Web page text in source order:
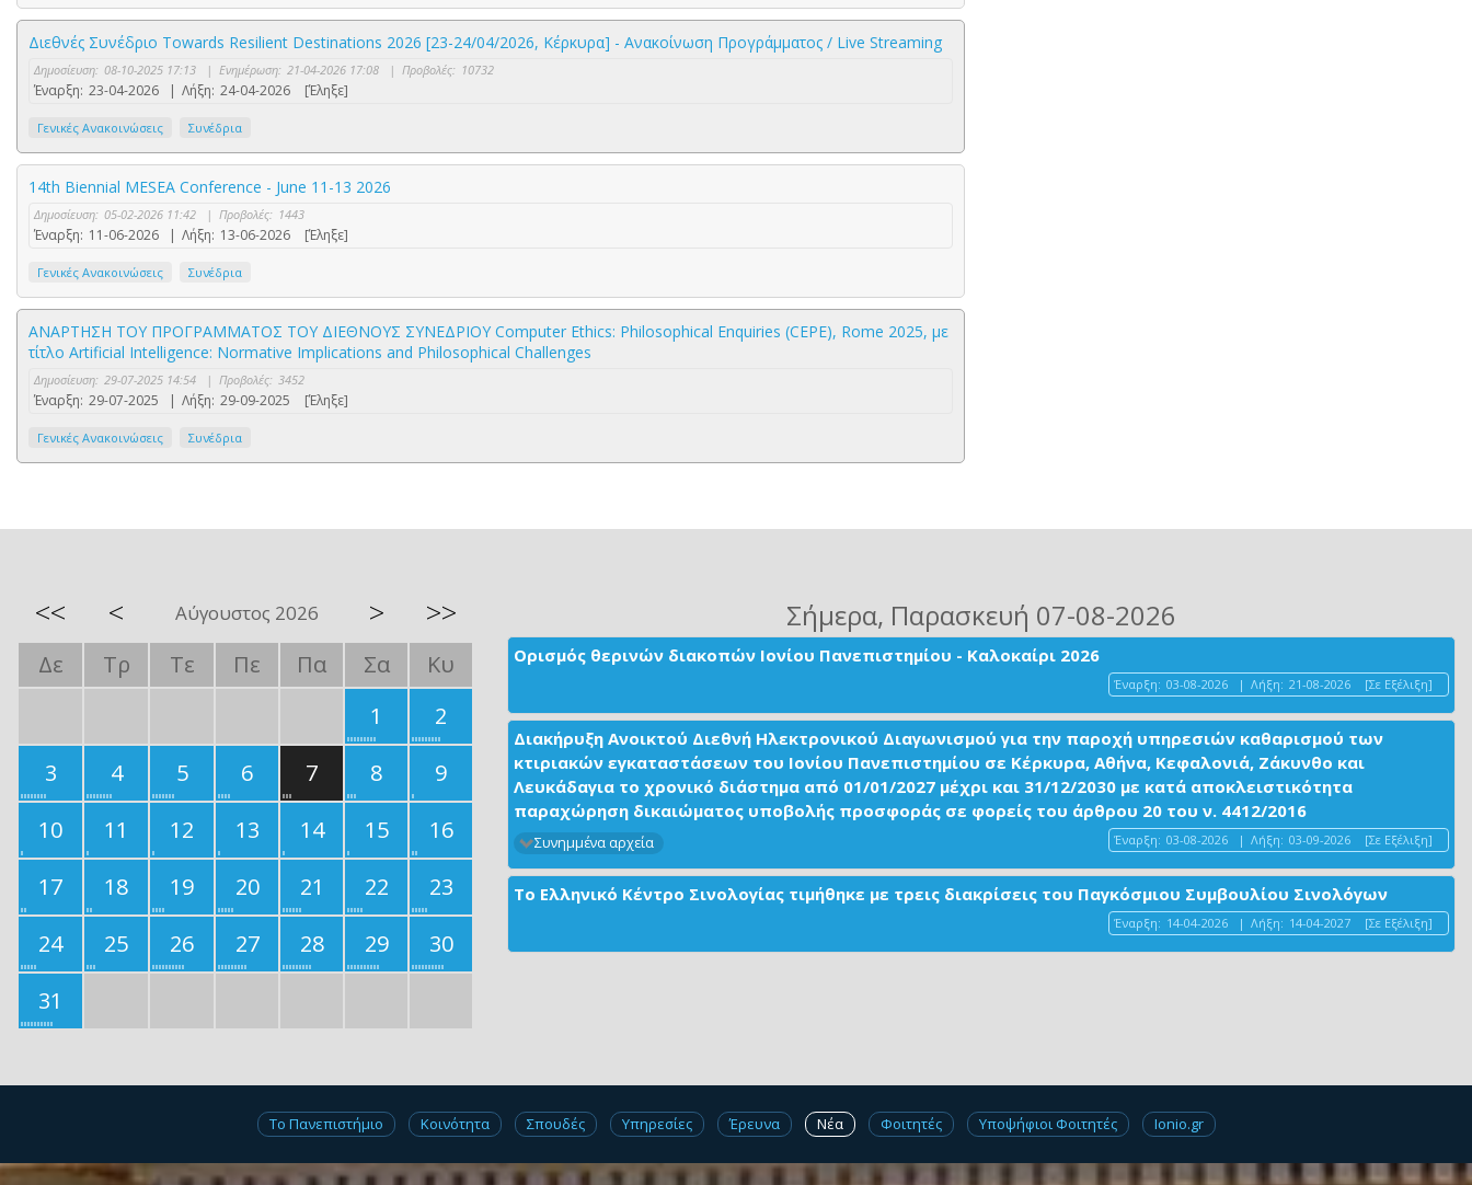
Διεθνές Συνέδριο Towards Resilient Destinations 2026 [23-24/04/2026, Κέρκυρα] - Ανακοίνωση Προγράμματος / Live Streaming
Δημοσίευση: 08-10-2025 17:13 | Ενημέρωση: 21-04-2026 17:08 | Προβολές: 10732
Έναρξη: 23-04-2026 | Λήξη: 24-04-2026 [Έληξε]
Γενικές Ανακοινώσεις Συνέδρια
14th Biennial MESEA Conference - June 11-13 2026
Δημοσίευση: 05-02-2026 11:42 | Προβολές: 1443
Έναρξη: 11-06-2026 | Λήξη: 13-06-2026 [Έληξε]
Γενικές Ανακοινώσεις Συνέδρια
ΑΝΑΡΤΗΣΗ ΤΟΥ ΠΡΟΓΡΑΜΜΑΤΟΣ ΤΟΥ ΔΙΕΘΝΟΥΣ ΣΥΝΕΔΡΙΟΥ Computer Ethics: Philosophical Enquiries (CEPE), Rome 2025, με
τίτλο Artificial Intelligence: Normative Implications and Philosophical Challenges
Δημοσίευση: 29-07-2025 14:54 | Προβολές: 3452
Έναρξη: 29-07-2025 | Λήξη: 29-09-2025 [Έληξε]
Γενικές Ανακοινώσεις Συνέδρια
<< < Αύγουστος 2026 > >>
Δε Τρ Τε Πε Πα Σα
Κυ
1
2
3
4 5 6 7 8
9
10
11 12 13 14 15
16
17
18 19 20 21 22
23
24
25 26 27 28 29
30
31
Σήμερα, Παρασκευή 07-08-2026
Ορισμός θερινών διακοπών Ιονίου Πανεπιστημίου - Καλοκαίρι 2026
Έναρξη: 03-08-2026 | Λήξη: 21-08-2026 [Σε Εξέλιξη]
Διακήρυξη Ανοικτού Διεθνή Ηλεκτρονικού Διαγωνισμού για την παροχή υπηρεσιών καθαρισμού των
κτιριακών εγκαταστάσεων του Ιονίου Πανεπιστημίου σε Κέρκυρα, Αθήνα, Κεφαλονιά, Ζάκυνθο και
Λευκάδαγια το χρονικό διάστημα από 01/01/2027 μέχρι και 31/12/2030 με κατά αποκλειστικότητα
παραχώρηση δικαιώματος υποβολής προσφοράς σε φορείς του άρθρου 20 του ν. 4412/2016
Έναρξη: 03-08-2026 | Λήξη: 03-09-2026 [Σε Εξέλιξη]
Συνημμένα αρχεία
Το Ελληνικό Κέντρο Σινολογίας τιμήθηκε με τρεις διακρίσεις του Παγκόσμιου Συμβουλίου Σινολόγων
Έναρξη: 14-04-2026 | Λήξη: 14-04-2027 [Σε Εξέλιξη]
Το Πανεπιστήμιο Κοινότητα Σπουδές Υπηρεσίες Έρευνα Νέα Φοιτητές Υποψήφιοι Φοιτητές Ionio.gr